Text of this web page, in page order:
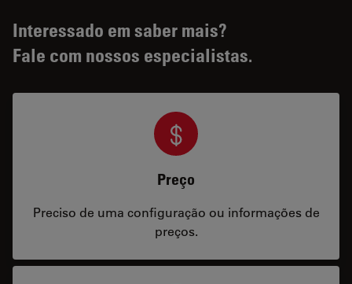
Interessado em saber mais?
Fale com nossos especialistas.
Preço
Preciso de uma configuração ou informações de
preços.